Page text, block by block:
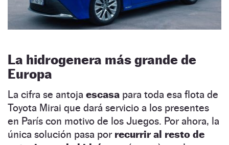
La hidrogenera más grande de
Europa
La cifra se antoja escasa para toda esa flota de
Toyota Mirai que dará servicio a los presentes
en París con motivo de los Juegos. Por ahora, la
única solución pasa por recurrir al resto de